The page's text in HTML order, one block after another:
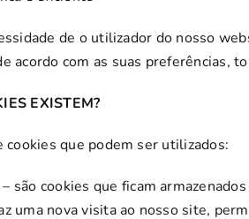
de o utilizador do nosso
acordo com as suas preferências,
EXISTEM?
cookies que podem ser utilizados:
são cookies que ficam
uma nova visita ao nosso site,